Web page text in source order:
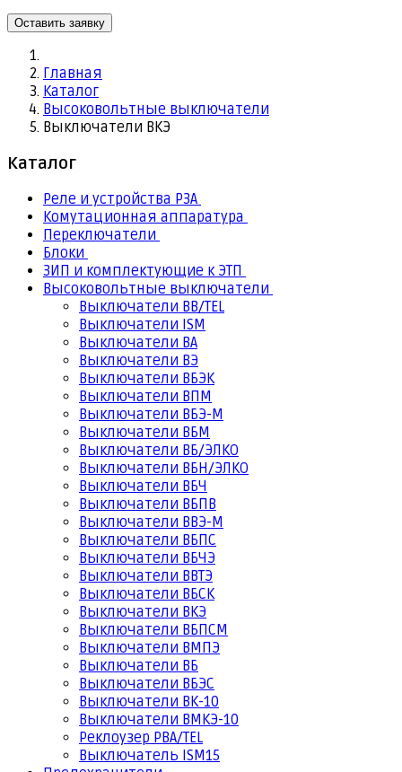
Оставить заявку
Главная
Каталог
Высоковольтные выключатели
Выключатели ВКЭ
Каталог
Реле и устройства РЗА
Комутационная аппаратура
Переключатели
Блоки
ЗИП и комплектующие к ЭТП
Высоковольтные выключатели
Выключатели BB/TEL
Выключатели ISM
Выключатели BA
Выключатели ВЭ
Выключатели ВБЭК
Выключатели ВПМ
Выключатели ВБЭ-М
Выключатели ВБМ
Выключатели ВБ/ЭЛКО
Выключатели ВБН/ЭЛКО
Выключатели ВБЧ
Выключатели ВБПВ
Выключатели ВВЭ-М
Выключатели ВБПС
Выключатели ВБЧЭ
Выключатели ВВТЭ
Выключатели ВБСК
Выключатели ВКЭ
Выключатели ВБПСМ
Выключатели ВМПЭ
Выключатели ВБ
Выключатели ВБЭС
Выключатели ВК-10
Выключатели ВМКЭ-10
Реклоузер РВА/TEL
Выключатель ISM15